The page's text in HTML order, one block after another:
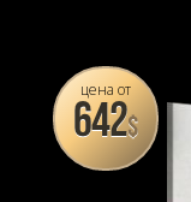
цена от
642$